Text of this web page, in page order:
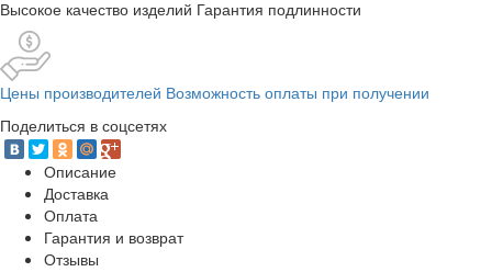
Высокое качество изделий Гарантия подлинности
Цены производителей Возможность оплаты при получении
Поделиться в соцсетях
Описание
Доставка
Оплата
Гарантия и возврат
Отзывы